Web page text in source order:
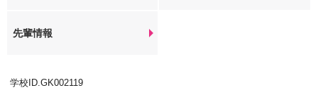
先輩情報
学校ID.GK002119